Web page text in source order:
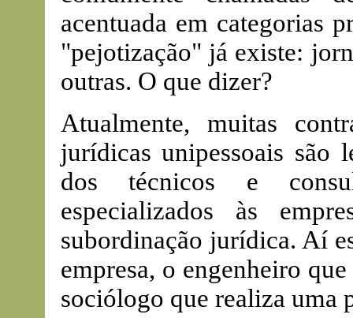
acentuada em categorias
"pejotização" já existe:
outras. O que dizer?
Atualmente, muitas
jurídicas unipessoais são
dos técnicos e
especializados às
subordinação jurídica. Aí
empresa, o engenheiro
sociólogo que realiza uma